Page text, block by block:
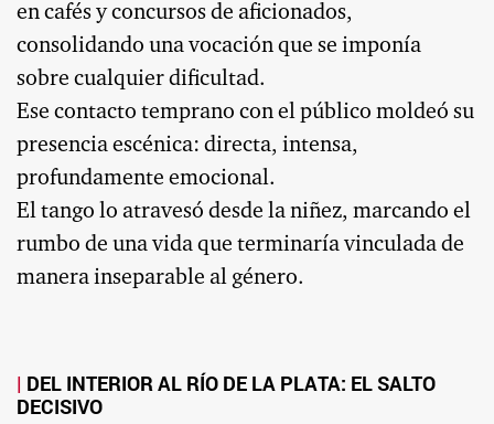
en cafés y concursos de aficionados,
consolidando una vocación que se imponía
sobre cualquier dificultad.
Ese contacto temprano con el público moldeó su
presencia escénica: directa, intensa,
profundamente emocional.
El tango lo atravesó desde la niñez, marcando el
rumbo de una vida que terminaría vinculada de
manera inseparable al género.
DEL INTERIOR AL RÍO DE LA PLATA: EL SALTO
DECISIVO